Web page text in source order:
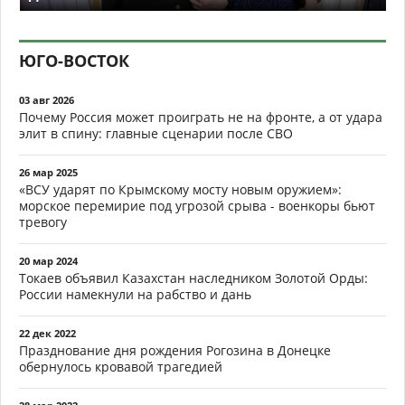
ЮГО-ВОСТОК
03 авг 2026
Почему Россия может проиграть не на фронте, а от удара
элит в спину: главные сценарии после СВО
26 мар 2025
«ВСУ ударят по Крымскому мосту новым оружием»:
морское перемирие под угрозой срыва - военкоры бьют
тревогу
20 мар 2024
Токаев объявил Казахстан наследником Золотой Орды:
России намекнули на рабство и дань
22 дек 2022
Празднование дня рождения Рогозина в Донецке
обернулось кровавой трагедией